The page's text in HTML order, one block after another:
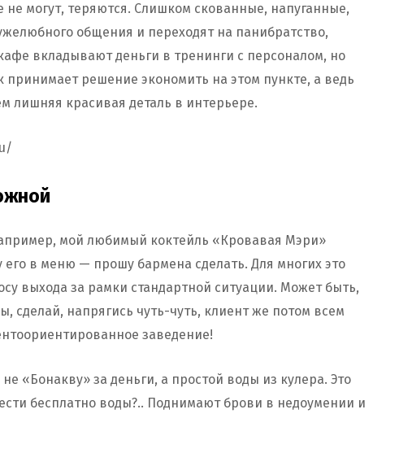
могут, теряются. Слишком скованные, напуганные,
общения и переходят на панибратство,
вкладывают деньги в тренинги с персоналом, но
принимает решение экономить на этом пункте, а ведь
лишняя красивая деталь в интерьере.
мой любимый коктейль «Кровавая Мэри»
его в меню — прошу бармена сделать. Для многих это
выхода за рамки стандартной ситуации. Может быть,
сделай, напрягись чуть-чуть, клиент же потом всем
заведение!
«Бонакву» за деньги, а простой воды из кулера. Это
бесплатно воды?.. Поднимают брови в недоумении и